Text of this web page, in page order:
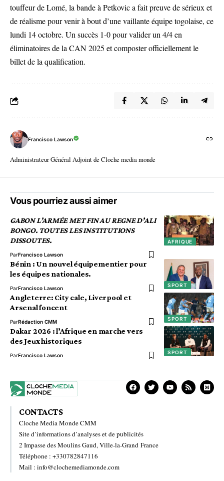
touffeur de Lomé, la bande à Petkovic a fait preuve de sérieux et
de réalisme pour venir à bout d’une vaillante équipe togolaise, ce
lundi 14 octobre. Un succès 1-0 pour valider un 4/4 en
éliminatoires de la CAN 2025 et composter officiellement le
billet de la qualification.
Francisco Lawson
Administrateur Général Adjoint de Cloche media monde
Vous pourriez aussi aimer
AFRIQUE
GABON L’ARMÉE MET FIN AU REGNE D’ALI
BONGO. TOUTES LES INSTITUTIONS
DISSOUTES.
ParFrancisco Lawson
SPORT
Bénin : Un nouvel équipementier pour
les équipes nationales.
ParFrancisco Lawson
SPORT
Angleterre: City cale, Liverpool et
Arsenal foncent
ParRédaction CMM
SPORT
Dakar 2026 : l’Afrique en marche vers
des Jeux historiques
ParFrancisco Lawson
CONTACTS
Cloche Media Monde CMM
Site d’informations d’analyses et de publicités
2 Impasse des Moulins Gaud, Ville-la-Grand France
Téléphone : +330782847116
Mail : info@clochemediamonde.com